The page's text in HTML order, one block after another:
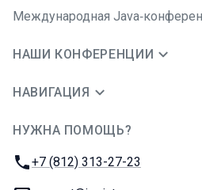
Международная
НАШИ КОНФЕРЕНЦИИ
НАВИГАЦИЯ
НУЖНА ПОМОЩЬ?
Телефон:
+7 (812) 313-27-23